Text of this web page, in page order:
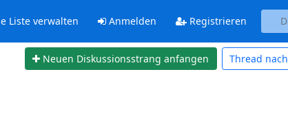
Liste verwalten Anmelden Registrieren
Neuen Diskussionsstrang anfangen Thread nach